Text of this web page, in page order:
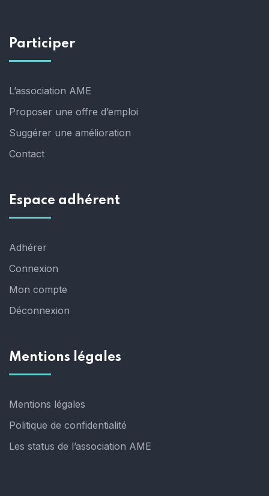
Participer
L’association AME
Proposer une offre d’emploi
Suggérer une amélioration
Contact
Espace adhérent
Adhérer
Connexion
Mon compte
Déconnexion
Mentions légales
Mentions légales
Politique de confidentialité
Les status de l’association AME